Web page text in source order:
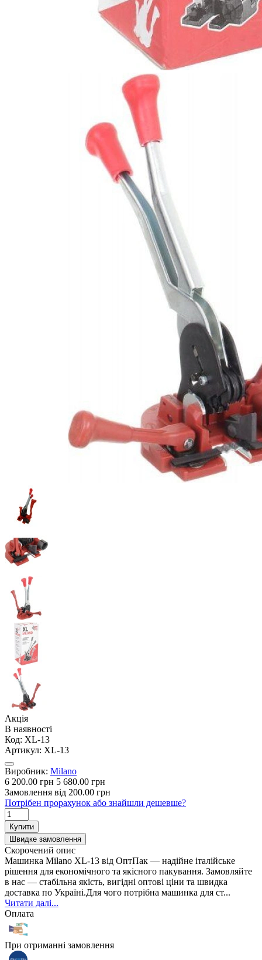
Акція
В наявності
Код: XL-13
Артикул: XL-13
Виробник: Milano
6 200.00 грн 5 680.00 грн
Замовлення від 200.00 грн
Потрібен прорахунок або знайшли дешевше?
Купити
Швидке замовлення
Скорочений опис
Машинка Milano XL-13 від ОптПак — надійне італійське
рішення для економічного та якісного пакування. Замовляйте
в нас — стабільна якість, вигідні оптові ціни та швидка
доставка по Україні.Для чого потрібна машинка для ст...
Читати далі...
Оплата
При отриманні замовлення